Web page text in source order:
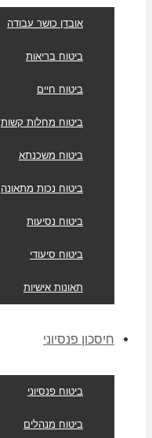
אובדן כושר עבודה
ביטוח בריאות
ביטוח חיים
ביטוח מחלות קשות
ביטוח משכנתא
ביטוח נכות מתאונה
ביטוח נסיעות
ביטוח סיעודי
תאונות אישיות
חיסכון פנסיוני
ביטוח פנסיוני
ביטוח מנהלים